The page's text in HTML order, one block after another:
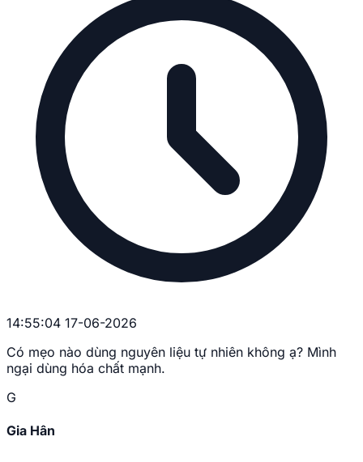
14:55:04 17-06-2026
Có mẹo nào dùng nguyên liệu tự nhiên không ạ? Mình
ngại dùng hóa chất mạnh.
G
Gia Hân